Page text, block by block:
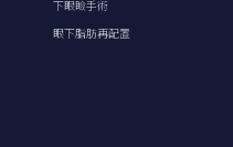
下眼瞼手術
眼下脂肪再配置